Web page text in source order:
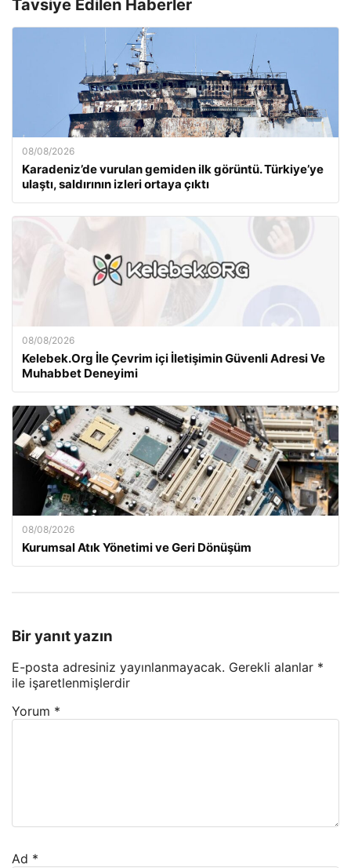
Tavsiye Edilen Haberler
08/08/2026
Karadeniz’de vurulan gemiden ilk görüntü. Türkiye’ye
ulaştı, saldırının izleri ortaya çıktı
08/08/2026
Kelebek.Org İle Çevrim içi İletişimin Güvenli Adresi Ve
Muhabbet Deneyimi
08/08/2026
Kurumsal Atık Yönetimi ve Geri Dönüşüm
Bir yanıt yazın
E-posta adresiniz yayınlanmayacak. Gerekli alanlar *
ile işaretlenmişlerdir
Yorum *
Ad *